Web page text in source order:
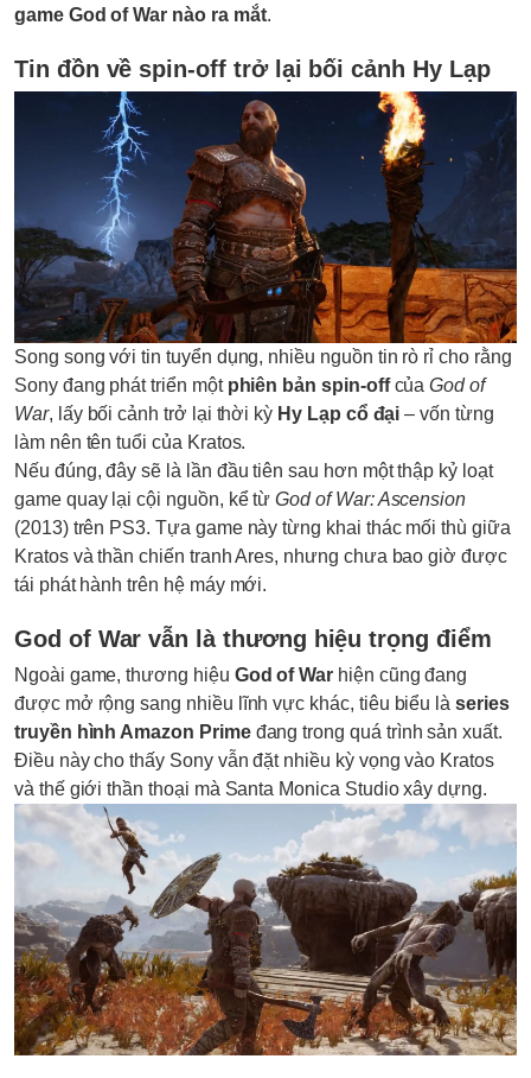
game God of War nào ra mắt.
Tin đồn về spin-off trở lại bối cảnh Hy Lạp
Song song với tin tuyển dụng, nhiều nguồn tin rò rỉ cho rằng
Sony đang phát triển một phiên bản spin-offcủaGod of
War, lấy bối cảnh trở lại thời kỳ Hy Lạp cổ đại – vốn từng
làm nên tên tuổi của Kratos.
Nếu đúng, đây sẽ là lần đầu tiên sau hơn một thập kỷ loạt
game quay lại cội nguồn, kể từGod of War: Ascension
(2013) trên PS3. Tựa game này từng khai thác mối thù giữa
Kratos và thần chiến tranh Ares, nhưng chưa bao giờ được
tái phát hành trên hệ máy mới.
God of War vẫn là thương hiệu trọng điểm
Ngoài game, thương hiệu God of War hiện cũng đang
được mở rộng sang nhiều lĩnh vực khác, tiêu biểu làseries
truyền hình Amazon Primeđang trong quá trình sản xuất.
Điều này cho thấy Sony vẫn đặt nhiều kỳ vọng vào Kratos
và thế giới thần thoại mà Santa Monica Studio xây dựng.